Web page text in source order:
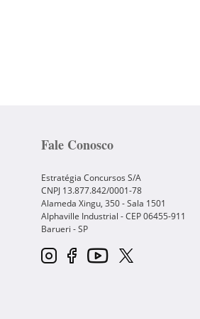
Fale Conosco
Estratégia Concursos S/A
CNPJ 13.877.842/0001-78
Alameda Xingu, 350 - Sala 1501
Alphaville Industrial - CEP06455-911
Barueri -SP